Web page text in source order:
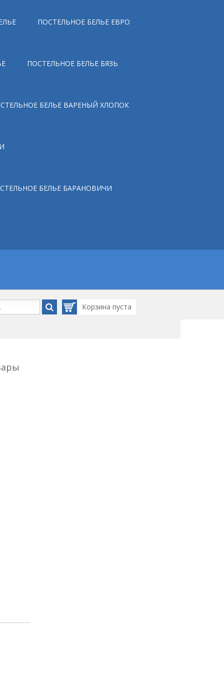
ПОСТЕЛЬНОЕ БЕЛЬЕ ЕВРО
ПОСТЕЛЬНОЕ БЕЛЬЕ БЯЗЬ
БЕЛЬЕ ВАРЕНЫЙ ХЛОПОК
БЕЛЬЕ БАРАНОВИЧИ
Корзинапуста